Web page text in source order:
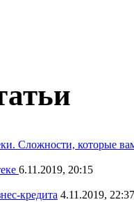
Сложности, которые
6.11.2019, 20:15
кредита 4.11.2019, 22:37